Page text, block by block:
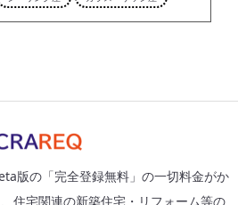
版の「完全登録無料」の一切料金がか
住宅関連の新築住宅・リフォーム等の